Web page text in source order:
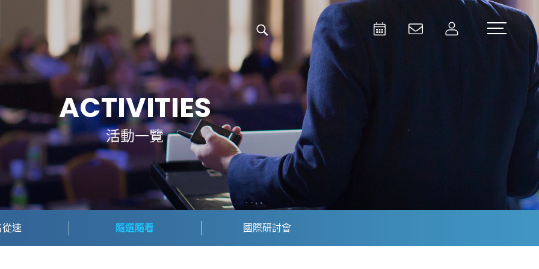
Activities
Contact Us
Member
Aerospace | Defense | Security
Broadcast and Media
ACTIVITIES
活動一覽
速 隨選隨看 國際研討會